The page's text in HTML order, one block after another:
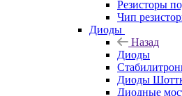
Резисторы
Чип
Диоды
Назад
Диоды
Диоды
Диодные